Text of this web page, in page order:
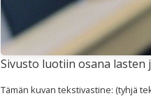
Sivusto luotiin osana lasten
Tämän kuvan tekstivastine: (tyhjä